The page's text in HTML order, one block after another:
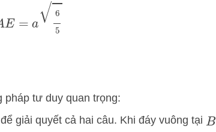
pháp tư duy quan trọng:
giải quyết cả hai câu. Khi đáy vuông tại B